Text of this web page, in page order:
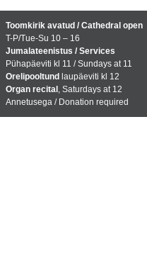
Toomkirik avatud / Cathedral open
T-P/Tue-Su 10 – 16
Jumalateenistus / Services
Pühapäeviti kl 11 / Sundays at 11
Orelipooltund laupäeviti kl 12
Organ recital , Saturdays at 12
Annetusega / Donation required